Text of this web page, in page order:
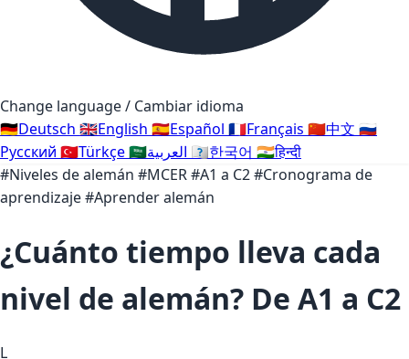
Change language / Cambiar idioma
🇩🇪Deutsch 🇬🇧English 🇪🇸Español 🇫🇷Français 🇨🇳中文 🇷🇺
Русский 🇹🇷Türkçe🇸🇦 🇰🇷한국어 🇮🇳हिन्दी
#Niveles de alemán #MCER#A1 a C2#Cronograma de
aprendizaje#Aprender alemán
¿Cuánto tiempo lleva cada
nivel de alemán? De A1 a C2
L